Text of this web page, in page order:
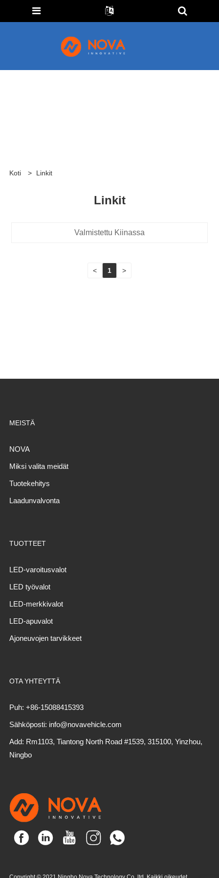
Koti > Linkit
Linkit
Valmistettu Kiinassa
< 1 >
MEISTÄ
NOVA
Miksi valita meidät
Tuotekehitys
Laadunvalvonta
TUOTTEET
LED-varoitusvalot
LED työvalot
LED-merkkivalot
LED-apuvalot
Ajoneuvojen tarvikkeet
OTA YHTEYTTÄ
Puh: +86-15088415393
Sähköposti: info@novavehicle.com
Add: Rm1103, Tiantong North Road #1539, 315100, Yinzhou,
Ningbo